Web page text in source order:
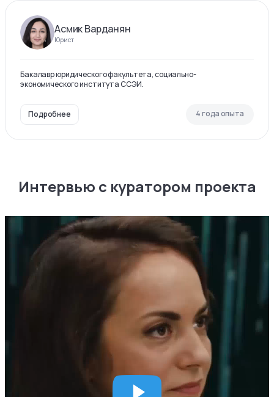
Асмик Варданян
Юрист
Бакалавр юридического факультета, социально-
экономического института ССЭИ.
Подробнее 4 года опыта
Интервью с куратором проекта